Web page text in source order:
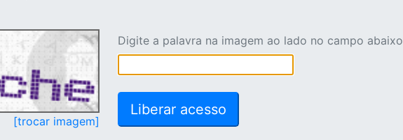
[trocar imagem]
Digite a palavra na imagem ao lado no campo abaixo